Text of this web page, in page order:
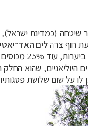
חוף צרהלים האדריאטי
שטחים חקלאיים מעובדים.
שהוא
על שום שלושת